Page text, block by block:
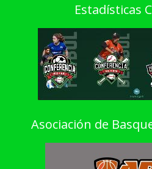
Estadísticas
Asociación de